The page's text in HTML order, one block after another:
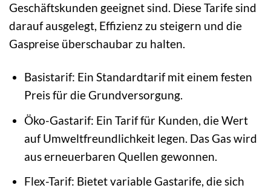
Geschäftskunden geeignet sind. Diese Tarife sind
darauf ausgelegt, Effizienz zu steigern und die
Gaspreise überschaubar zu halten.
Basistarif: Ein Standardtarif mit einem festen
Preis für die Grundversorgung.
Öko-Gastarif: Ein Tarif für Kunden, die Wert
auf Umweltfreundlichkeit legen. Das Gas wird
aus erneuerbaren Quellen gewonnen.
Flex-Tarif: Bietet variable Gastarife, die sich